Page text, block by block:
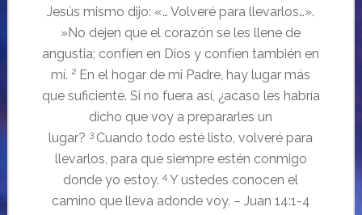
Jesús mismo dijo: «… Volveré para llevarlos…».
»No dejen que el corazón se les llene de
angustia; confíen en Dios y confíen también en
mí. 2 En el hogar de mi Padre, hay lugar más
que suficiente. Si no fuera así, ¿acaso les habría
dicho que voy a prepararles un
lugar? 3 Cuando todo esté listo, volveré para
llevarlos, para que siempre estén conmigo
donde yo estoy. 4Y ustedes conocen el
camino que lleva adonde voy. – Juan 14:1-4